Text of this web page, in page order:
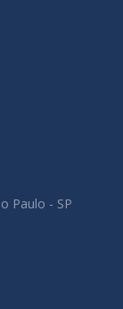
Paulo - SP